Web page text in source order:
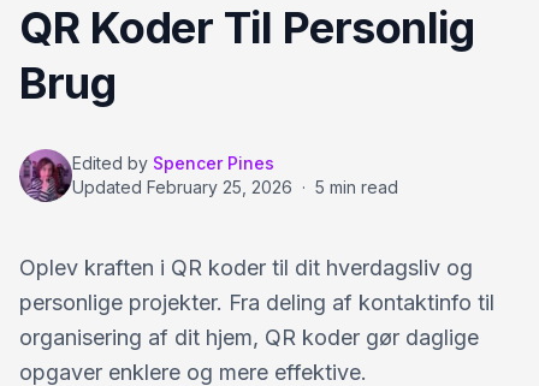
QR Koder Til Personlig
Brug
Edited by Spencer Pines
Updated February 25, 2026 · 5 min read
Oplev kraften i QR koder til dit hverdagsliv og
personlige projekter. Fra deling af kontaktinfo til
organisering af dit hjem, QR koder gør daglige
opgaver enklere og mere effektive.